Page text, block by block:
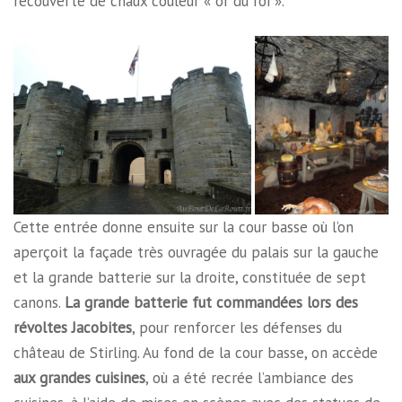
Cette entrée donne ensuite sur la cour basse où l’on
aperçoit la façade très ouvragée du palais sur la gauche
et la grande batterie sur la droite, constituée de sept
canons. La grande batterie fut commandées lors des
révoltes Jacobites, pour renforcer les défenses du
château de Stirling. Au fond de la cour basse, on accède
aux grandes cuisines, où a été recrée l’ambiance des